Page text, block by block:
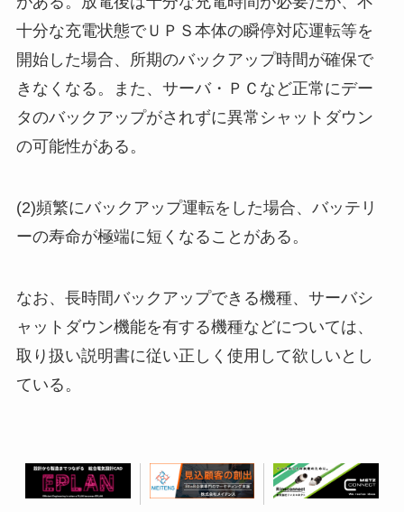
十分な充電状態でＵＰＳ本体の瞬停対応運転等を
開始した場合、所期のバックアップ時間が確保で
きなくなる。また、サーバ・ＰＣなど正常にデー
タのバックアップがされずに異常シャットダウン
の可能性がある。
(2)頻繁にバックアップ運転をした場合、バッテリ
ーの寿命が極端に短くなることがある。
なお、長時間バックアップできる機種、サーバシ
ャットダウン機能を有する機種などについては、
取り扱い説明書に従い正しく使用して欲しいとし
ている。